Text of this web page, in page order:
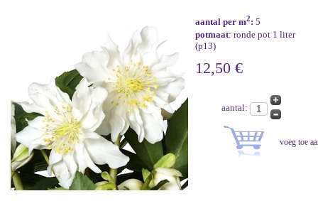
aantal per m2: 5
potmaat: ronde pot 1 liter
(p13)
12,50 €
aantal: